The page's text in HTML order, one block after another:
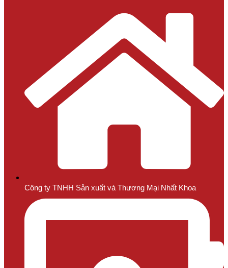
Công ty TNHH Sản xuất và Thương Mại Nhất Khoa